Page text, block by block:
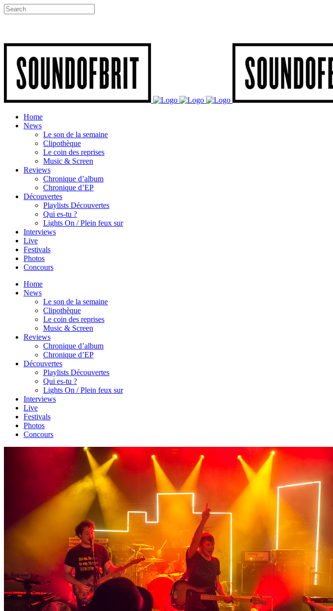
Home
News
Le son de la semaine
Clipothèque
Le coin des reprises
Music & Screen
Reviews
Chronique d’album
Chronique d’EP
Découvertes
Playlists Découvertes
Qui es-tu ?
Lights On / Plein feux sur
Interviews
Live
Festivals
Photos
Concours
Home
News
Le son de la semaine
Clipothèque
Le coin des reprises
Music & Screen
Reviews
Chronique d’album
Chronique d’EP
Découvertes
Playlists Découvertes
Qui es-tu ?
Lights On / Plein feux sur
Interviews
Live
Festivals
Photos
Concours